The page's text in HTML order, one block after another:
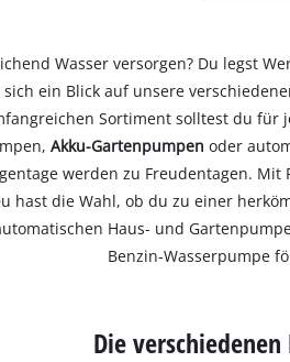
Wasser versorgen? Du legst
ein Blick auf unsere
Sortiment solltest du für
Akku-Gartenpumpen oder
werden zu Freudentagen.
hast die Wahl, ob du zu einer
Haus- und
Benzin-Wasserpumpe
Die